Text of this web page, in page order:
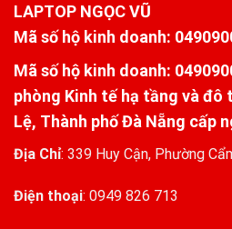
LAPTOP NGỌC VŨ
Mã số hộ kinh doanh:
Mã số hộ kinh doanh:
phòng Kinh tế hạ tầng và đô
Lệ, Thành phố Đà Nẵng cấp
Địa Chỉ: 339 Huy Cận, Phường
Điện thoại: 0949 826 713